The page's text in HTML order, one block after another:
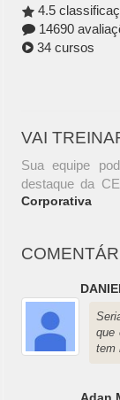
4.5
14690
34 cursos
VAI
Sua equipe
destaque da
Corporativa
que
tem